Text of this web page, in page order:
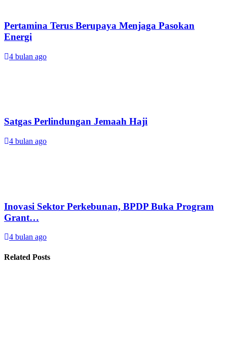
Pertamina Terus Berupaya Menjaga Pasokan
Energi
4 bulan ago
Satgas Perlindungan Jemaah Haji
4 bulan ago
Inovasi Sektor Perkebunan, BPDP Buka Program
Grant…
4 bulan ago
Related Posts